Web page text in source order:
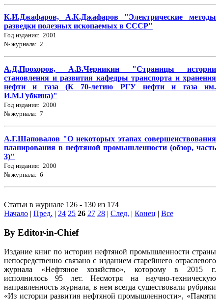
К.И.Джафаров, А.К.Джафаров "Электрические методы
разведки полезных ископаемых в СССР"
Год издания: 2001
№ журнала: 2
А.Д.Прохоров, А.В.Черникин "Страницы истории
становления и развития кафедры транспорта и хранения
нефти и газа (К 70-летию РГУ нефти и газа им.
И.М.Губкина)"
Год издания: 2000
№ журнала: 7
А.Г.Шаповалов "О некоторых этапах совершенствования
планирования в нефтяной промышленности (обзор, часть
3)"
Год издания: 2000
№ журнала: 6
Статьи в журнале 126 - 130 из 174
Начало | Пред. | 24 25 26 27 28 | След. | Конец | Все
By Editor-in-Chief
Издание книг по истории нефтяной промышленности страны
непосредственно связано с изданием старейшего отраслевого
журнала «Нефтяное хозяйство», которому в 2015 г.
исполнилось 95 лет. Несмотря на научно-техническую
направленность журнала, в нем всегда существовали рубрики
«Из истории развития нефтяной промышленности», «Памяти